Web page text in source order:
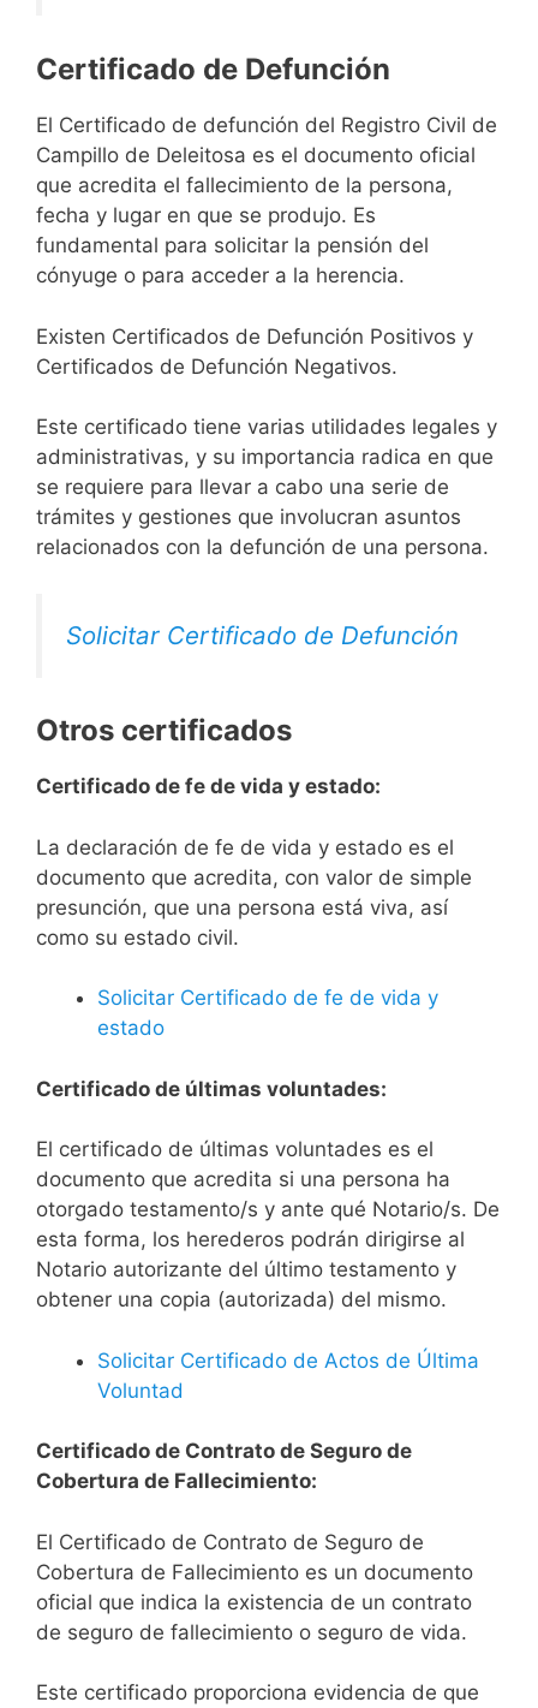
Certificado de Defunción
El Certificado de defunción del Registro Civil de
Campillo de Deleitosa es el documento oficial
que acredita el fallecimiento de la persona,
fecha y lugar en que se produjo. Es
fundamental para solicitar la pensión del
cónyuge o para acceder a la herencia.
Existen Certificados de Defunción Positivos y
Certificados de Defunción Negativos.
Este certificado tiene varias utilidades legales y
administrativas, y su importancia radica en que
se requiere para llevar a cabo una serie de
trámites y gestiones que involucran asuntos
relacionados con la defunción de una persona.
Solicitar Certificado de Defunción
Otros certificados
Certificado de fe de vida y estado:
La declaración de fe de vida y estado es el
documento que acredita, con valor de simple
presunción, que una persona está viva, así
como su estado civil.
Solicitar Certificado de fe de vida y
estado
Certificado de últimas voluntades:
El certificado de últimas voluntades es el
documento que acredita si una persona ha
otorgado testamento/s y ante qué Notario/s. De
esta forma, los herederos podrán dirigirse al
Notario autorizante del último testamento y
obtener una copia (autorizada) del mismo.
Solicitar Certificado de Actos de Última
Voluntad
Certificado de Contrato de Seguro de
Cobertura de Fallecimiento:
El Certificado de Contrato de Seguro de
Cobertura de Fallecimiento es un documento
oficial que indica la existencia de un contrato
de seguro de fallecimiento o seguro de vida.
Este certificado proporciona evidencia de que